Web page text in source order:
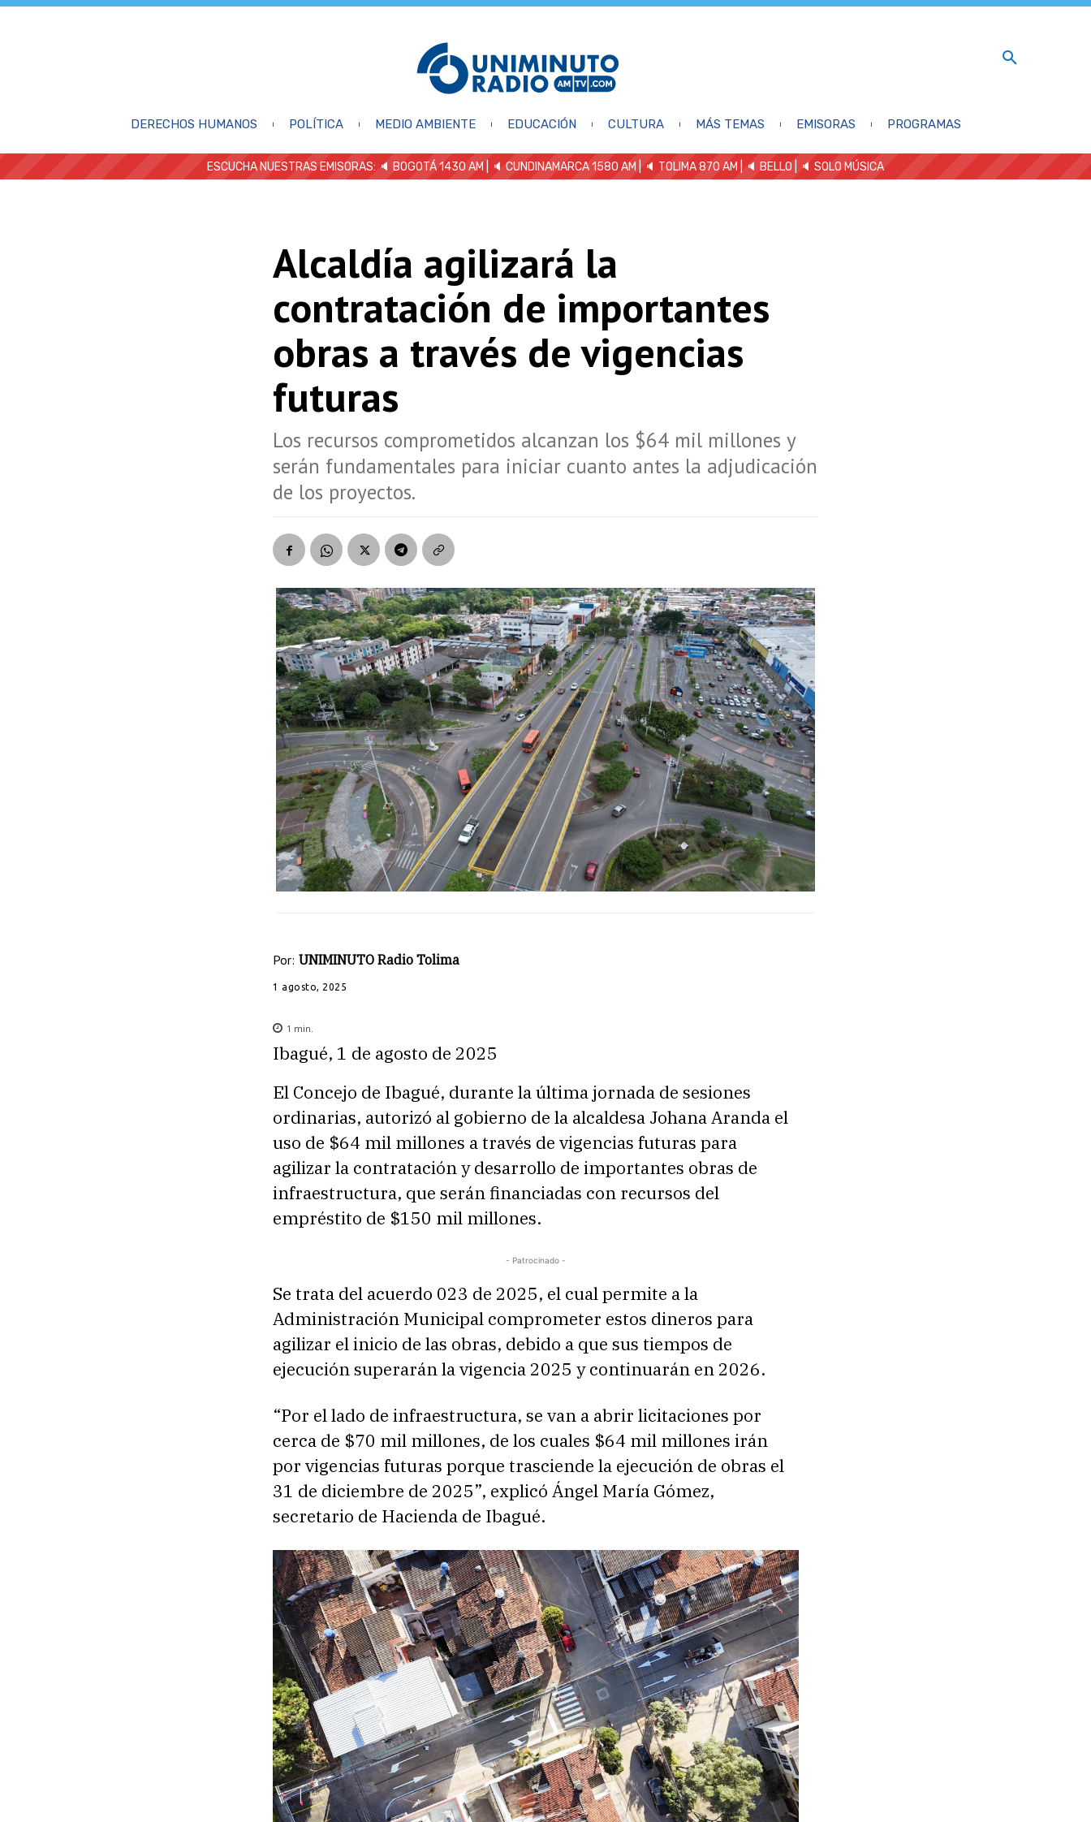
DERECHOS HUMANOS POLÍTICA MEDIO AMBIENTE EDUCACIÓN CULTURA MÁS TEMAS EMISORAS PROGRAMAS
ESCUCHA NUESTRAS EMISORAS: 🔈 BOGOTÁ 1430 AM | 🔈 CUNDINAMARCA 1580 AM | 🔈 TOLIMA 870 AM | 🔈 BELLO 🔈 SOLO MÚSICA
Alcaldía agilizará la
contratación de importantes
obras a través de vigencias
futuras
Los recursos comprometidos alcanzan los $64 mil millones y
serán fundamentales para iniciar cuanto antes la adjudicación
de los proyectos.
Por: UNIMINUTO Radio Tolima
1 agosto, 2025
1 min.
Ibagué, 1 de agosto de 2025
El Concejo de Ibagué, durante la última jornada de sesiones
ordinarias, autorizó al gobierno de la alcaldesa Johana Aranda el
uso de $64 mil millones a través de vigencias futuras para
agilizar la contratación y desarrollo de importantes obras de
infraestructura, que serán financiadas con recursos del
empréstito de $150 mil millones.
- Patrocinado -
Se trata del acuerdo 023 de 2025, el cual permite a la
Administración Municipal comprometer estos dineros para
agilizar el inicio de las obras, debido a que sus tiempos de
ejecución superarán la vigencia 2025 y continuarán en 2026.
“Por el lado de infraestructura, se van a abrir licitaciones por
cerca de $70 mil millones, de los cuales $64 mil millones irán
por vigencias futuras porque trasciende la ejecución de obras el
31 de diciembre de 2025”, explicó Ángel María Gómez,
secretario de Hacienda de Ibagué.